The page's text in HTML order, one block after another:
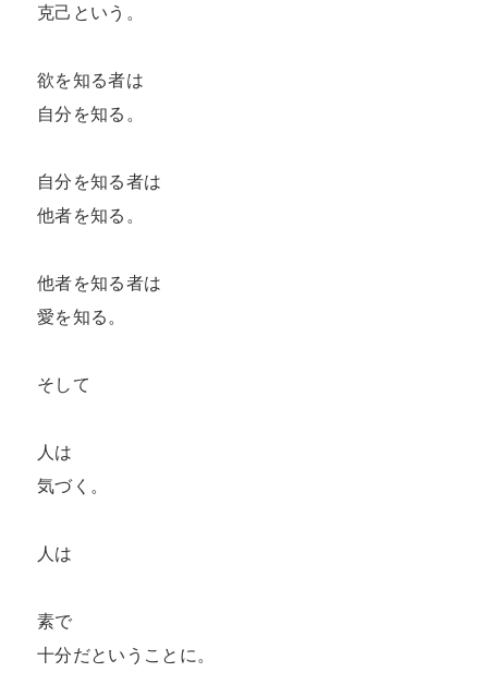
克己という。
欲を知る者は
自分を知る。
自分を知る者は
他者を知る。
他者を知る者は
愛を知る。
そして
人は
気づく。
人は
素で
十分だということに。